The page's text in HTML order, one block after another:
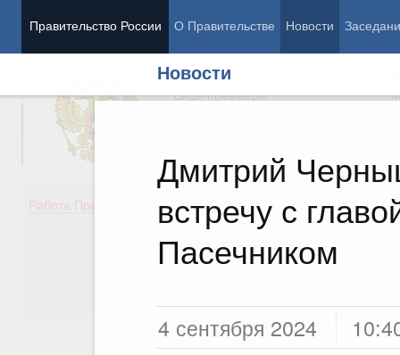
Правительство России О Правительстве Новости
Новости
Дмитрий
встречу с
Пасечником
4 сентября 2024
Председатель Правительства
Вице-премьеры
Работа Правительства
Демография
Здоровье
Культура